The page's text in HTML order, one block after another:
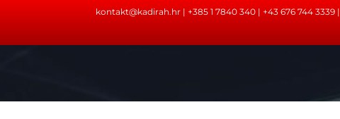
kontakt@kadirah.hr | +385 1 7840 340 | +43 676 744 3339 |